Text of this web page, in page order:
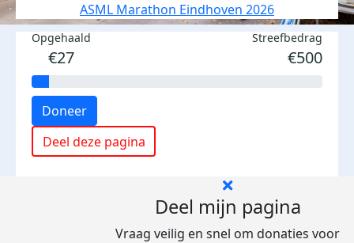
ASML Marathon Eindhoven 2026
Opgehaald
€27
Streefbedrag
€500
Doneer
Deel deze pagina
Deel mijn pagina
Vraag veilig en snel om donaties voor